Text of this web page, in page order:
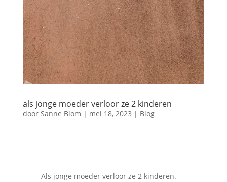
als jonge moeder verloor ze 2 kinderen
door Sanne Blom | mei 18, 2023 | Blog
Als jonge moeder verloor ze 2 kinderen.